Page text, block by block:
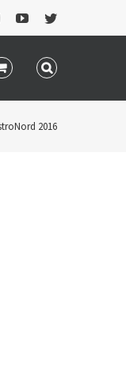
InstagramYouTubeTwitter
2016